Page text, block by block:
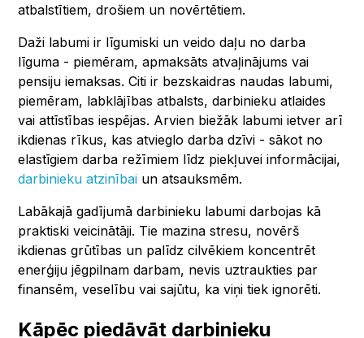
atbalstītiem, drošiem un novērtētiem.
Daži labumi ir līgumiski un veido daļu no darba
līguma - piemēram, apmaksāts atvaļinājums vai
pensiju iemaksas. Citi ir bezskaidras naudas labumi,
piemēram, labklājības atbalsts, darbinieku atlaides
vai attīstības iespējas. Arvien biežāk labumi ietver arī
ikdienas rīkus, kas atvieglo darba dzīvi - sākot no
elastīgiem darba režīmiem līdz piekļuvei informācijai,
darbinieku atzinībai un atsauksmēm.
Labākajā gadījumā darbinieku labumi darbojas kā
praktiski veicinātāji. Tie mazina stresu, novērš
ikdienas grūtības un palīdz cilvēkiem koncentrēt
enerģiju jēgpilnam darbam, nevis uztraukties par
finansēm, veselību vai sajūtu, ka viņi tiek ignorēti.
Kāpēc piedāvāt darbinieku